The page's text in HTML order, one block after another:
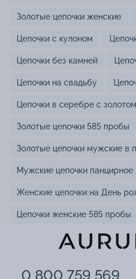
Золотые цепочки женские
Цепочки с кулоном
Цепочки без камней
Цепочки на свадьбу
Цепочки в серебре с золотом
Золотые цепочки 585 пробы
Золотые цепочки мужские в
Мужские цепочки панцирное
Женские цепочки на День
Цепочки женские 585 пробы
0 800 759 569